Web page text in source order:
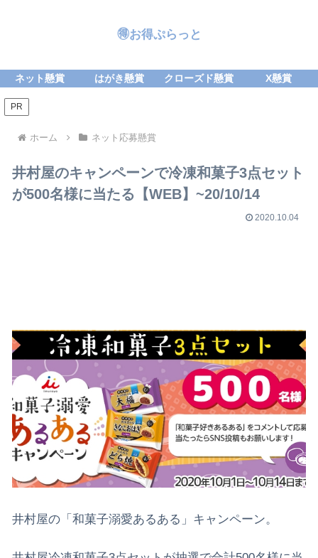
🉐お得ぷらっと
ネット懸賞 はがき懸賞 クローズド懸賞 X懸賞
PR
ホーム ネット応募懸賞
井村屋のキャンペーンで冷凍和菓子3点セット
が500名様に当たる【WEB】~20/10/14
2020.10.04
井村屋の「和菓子溺愛あるある」キャンペーン。